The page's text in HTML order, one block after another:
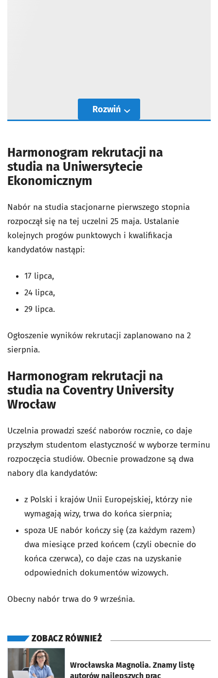
Rozwiń
Harmonogram rekrutacji na
studia na Uniwersytecie
Ekonomicznym
Nabór na studia stacjonarne pierwszego stopnia
rozpoczął się na tej uczelni 25 maja. Ustalanie
kolejnych progów punktowych i kwalifikacja
kandydatów nastąpi:
17 lipca,
24 lipca,
29 lipca.
Ogłoszenie wyników rekrutacji zaplanowano na 2
sierpnia.
Harmonogram rekrutacji na
studia na Coventry University
Wrocław
Uczelnia prowadzi sześć naborów rocznie, co daje
przyszłym studentom elastyczność w wyborze terminu
rozpoczęcia studiów. Obecnie prowadzone są dwa
nabory dla kandydatów:
z Polski i krajów Unii Europejskiej, którzy nie
wymagają wizy, trwa do końca sierpnia;
spoza UE nabór kończy się (za każdym razem)
dwa miesiące przed końcem (czyli obecnie do
końca czerwca), co daje czas na uzyskanie
odpowiednich dokumentów wizowych.
Obecny nabór trwa do 9 września.
ZOBACZ RÓWNIEŻ
Wrocławska Magnolia. Znamy listę
autorów najlepszych prac
otworzy się w nowej karcie